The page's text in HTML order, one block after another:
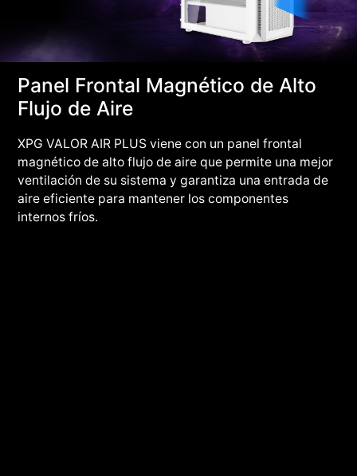
Panel Frontal Magnético de Alto
Flujo de Aire
XPG VALOR AIR PLUS viene con un panel frontal
magnético de alto flujo de aire que permite una mejor
ventilación de su sistema y garantiza una entrada de
aire eficiente para mantener los componentes
internos fríos.